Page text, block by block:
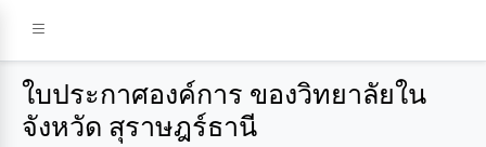
ใบประกาศองค์การ ของวิทยาลัยใน
จังหวัด สุราษฎร์ธานี